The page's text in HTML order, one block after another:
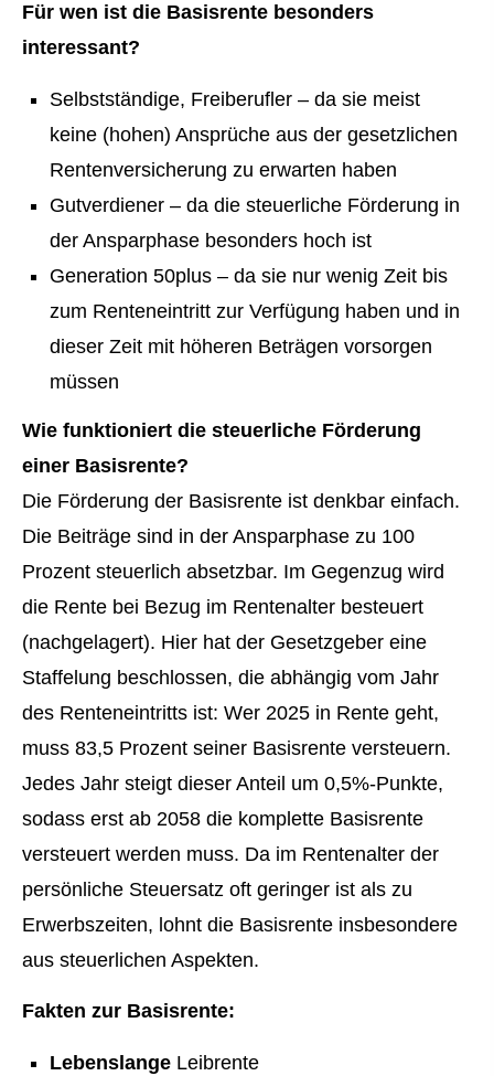
Für wen ist die Basisrente besonders
interessant?
Selbstständige, Freiberufler – da sie meist
keine (hohen) Ansprüche aus der gesetzlichen
Rentenversicherung zu erwarten haben
Gutverdiener – da die steuerliche Förderung in
der Ansparphase besonders hoch ist
Generation 50plus – da sie nur wenig Zeit bis
zum Renteneintritt zur Verfügung haben und in
dieser Zeit mit höheren Beträgen vorsorgen
müssen
Wie funktioniert die steuerliche Förderung
einer Basisrente?
Die Förderung der Basisrente ist denkbar einfach.
Die Beiträge sind in der Ansparphase zu 100
Prozent steuerlich absetzbar. Im Gegenzug wird
die Rente bei Bezug im Rentenalter besteuert
(nachgelagert). Hier hat der Gesetzgeber eine
Staffelung beschlossen, die abhängig vom Jahr
des Renteneintritts ist: Wer 2025 in Rente geht,
muss 83,5 Prozent seiner Basisrente versteuern.
Jedes Jahr steigt dieser Anteil um 0,5%-Punkte,
sodass erst ab 2058 die komplette Basisrente
versteuert werden muss. Da im Rentenalter der
persönliche Steuersatz oft geringer ist als zu
Erwerbszeiten, lohnt die Basisrente insbesondere
aus steuerlichen Aspekten.
Fakten zur Basisrente:
Lebenslange Leibrente